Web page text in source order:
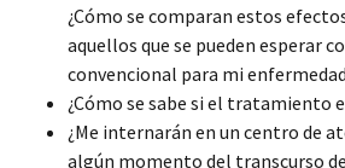
¿Cómo se comparan estos
aquellos que se pueden esperar
convencional para mi
¿Cómo se sabe si el tratamiento
¿Me internarán en un centro de
algún momento del transcurso